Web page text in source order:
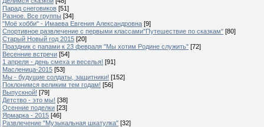
Парад снеговиков [51]
Разное. Все группы [34]
"Моё хобби" - Имаева Евгения Александровна [9]
Спортивное развлечение с первыми классами"Путешествие по сказкам" [80]
Старый Новый год 2015 [20]
Праздник с папами к 23 февраля "Мы хотим Родине служить" [72]
Весенние встречи [54]
1 апреля - день смеха и веселья! [91]
Масленица-2015 [53]
Мы - будущие солдаты, защитники! [152]
Поклонимся великим тем годам! [56]
Выпускной! [79]
Детство - это мы! [38]
Осенние поделки [23]
Ярмарка - 2015 [46]
Развлечение "Музыкальная шкатулка" [32]